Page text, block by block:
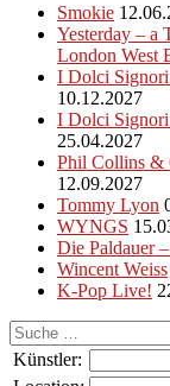
Smokie
Yesterday – a
London West
I Dolci Signori
10.12.2027
I Dolci Signori
25.04.2027
Phil Collins &
12.09.2027
Tommy Lyon
WYNGS
Die Paldauer
Wincent Weiss
K-Pop Live!
Suche
nach:
Künstler: